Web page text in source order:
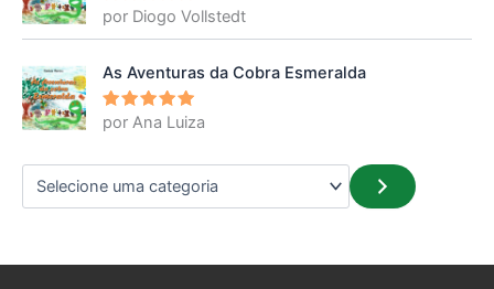
Avaliação
5
por Diogo Vollstedt
As Aventuras da Cobra Esmeralda
Avaliação
5
por Ana Luiza